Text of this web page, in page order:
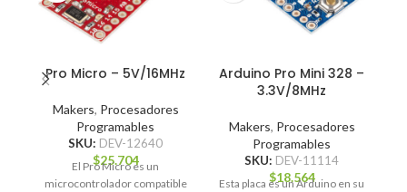
Pro Micro – 5V/16MHz
Makers, Procesadores
Programables
SKU: DEV-12640
$25.704
El Pro Micro es un
microcontrolador compatible
Arduino Pro Mini 328 –
3.3V/8MHz
Makers, Procesadores
Programables
SKU: DEV-11114
$18.564
Esta placa es un Arduino en su